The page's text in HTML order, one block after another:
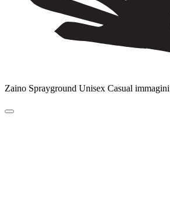
Zaino Sprayground Unisex Casual immagini